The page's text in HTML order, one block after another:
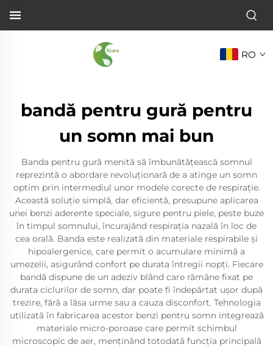
RO
bandă pentru gură pentru
un somn mai bun
Banda pentru gură menită să îmbunătățească somnul
reprezintă o abordare revoluționară de a atinge un somn
optim prin intermediul unor modele corecte de respirație.
Această soluție simplă, dar eficientă, presupune aplicarea
unei benzi aderente speciale, sigure pentru piele, peste buze
în timpul somnului, încurajând respirația nazală în loc de
cea orală. Banda este realizată din materiale respirabile și
hipoalergenice, care permit o acumulare minimă a
umezelii, asigurând confort pe durata întregii nopți. Fiecare
bandă dispune de un adeziv blând care rămâne fixat pe
durata ciclurilor de somn, dar poate fi îndepărtat ușor după
trezire, fără a lăsa urme sau a cauza disconfort. Tehnologia
utilizată în fabricarea acestor benzi pentru somn integrează
materiale micro-poroase care permit schimbul
microscopic de aer, menținând totodată funcția principală